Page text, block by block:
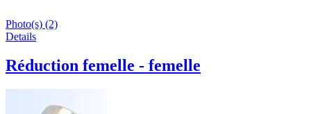
Photo(s) (2)
Details
Réduction femelle - femelle